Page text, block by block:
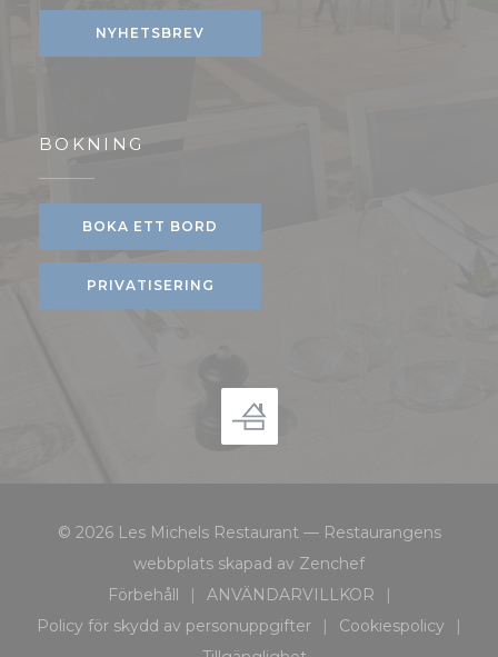
NYHETSBREV
BOKNING
BOKA ETT BORD
PRIVATISERING
© 2026 Les Michels Restaurant — Restaurangens
webbplats skapad av Zenchef((öppnas i ett
Förbehåll
((öppnas i ett nytt fönster))
ANVÄNDARVILLKOR
((öppnas i ett nytt
Policy för skydd av personuppgifter
((öppnas i ett nytt fönster))
Cookiespolicy
((öppnas i